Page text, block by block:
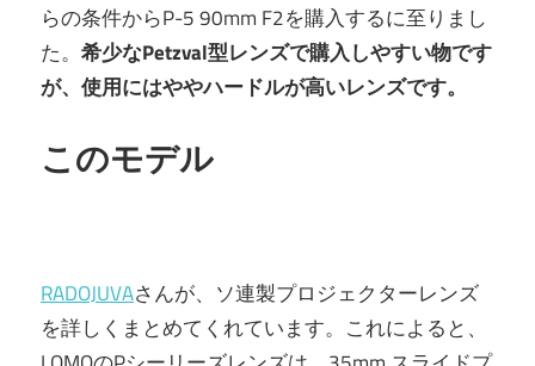
らの条件からP-5 90mm F2を購入するに至りまし
た。 希少なPetzval型レンズで購入しやすい物です
が、使用にはややハードルが高いレンズです。
このモデル
RADOJUVAさんが、ソ連製プロジェクターレンズ
を詳しくまとめてくれています。これによると、